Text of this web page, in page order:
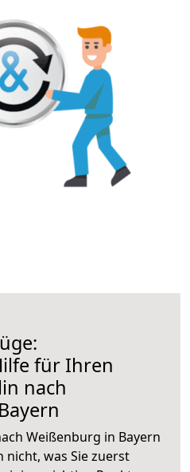
für Ihren
nach
Weißenburg in Bayern
nicht, was Sie zuerst